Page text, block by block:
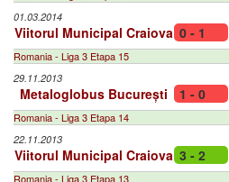
01.03.2014
Viitorul Municipal Craiova 0 - 1
Romania - Liga 3 Etapa 15
29.11.2013
Metaloglobus București 1 - 0
Romania - Liga 3 Etapa 14
22.11.2013
Viitorul Municipal Craiova 3 - 2
Romania - Liga 3 Etapa 13